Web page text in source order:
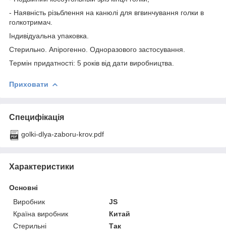
- Наявність різьблення на канюлі для вгвинчування голки в
голкотримач.
Індивідуальна упаковка.
Стерильно. Апірогенно. Одноразового застосування.
Термін придатності: 5 років від дати виробництва.
Приховати
Специфікація
golki-dlya-zaboru-krov.pdf
Характеристики
Основні
Виробник
JS
Країна виробник
Китай
Стерильні
Так